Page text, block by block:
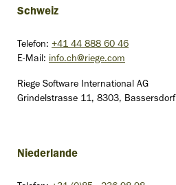
Schweiz
Telefon: +41 44 888 60 46
E-Mail: info.ch@riege.com
Riege Software International AG
Grindelstrasse 11, 8303, Bassersdorf
Niederlande